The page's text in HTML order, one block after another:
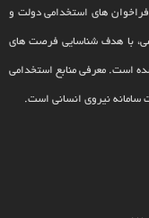
فراخوان های استخدامی دولت و
با هدف شناسایی فرصت های
است. معرفی منابع استخدامی
سامانه نیروی انسانی است.